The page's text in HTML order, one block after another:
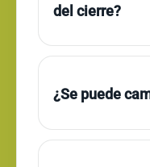
del cierre?
¿Se puede